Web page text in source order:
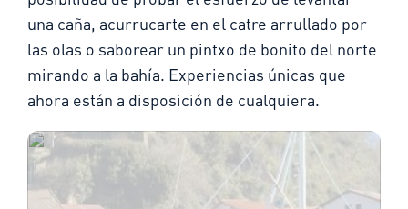
una caña, acurrucarte en el catre arrullado por
las olas o saborear un pintxo de bonito del norte
mirando a la bahía. Experiencias únicas que
ahora están a disposición de cualquiera.